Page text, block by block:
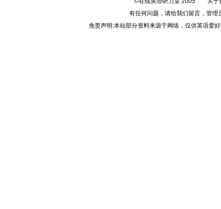
有任何问题，请给我们留言，管理
免责声明:本站部分资料来源于网络，仅供英语爱